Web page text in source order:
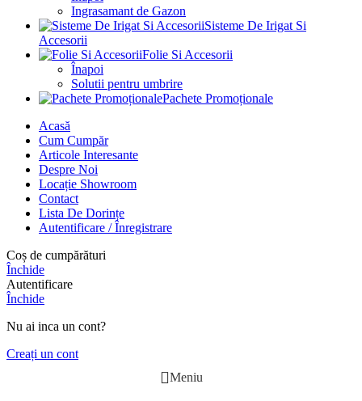
Ingrasamant de Gazon
Sisteme De Irigat Si
Accesorii
Folie Si Accesorii
Înapoi
Solutii pentru umbrire
Pachete Promoționale
Acasă
Cum Cumpăr
Articole Interesante
Despre Noi
Locație Showroom
Contact
Lista De Dorințe
Autentificare / Înregistrare
Coș de cumpărături
Închide
Autentificare
Închide
Nu ai inca un cont?
Creați un cont
Meniu